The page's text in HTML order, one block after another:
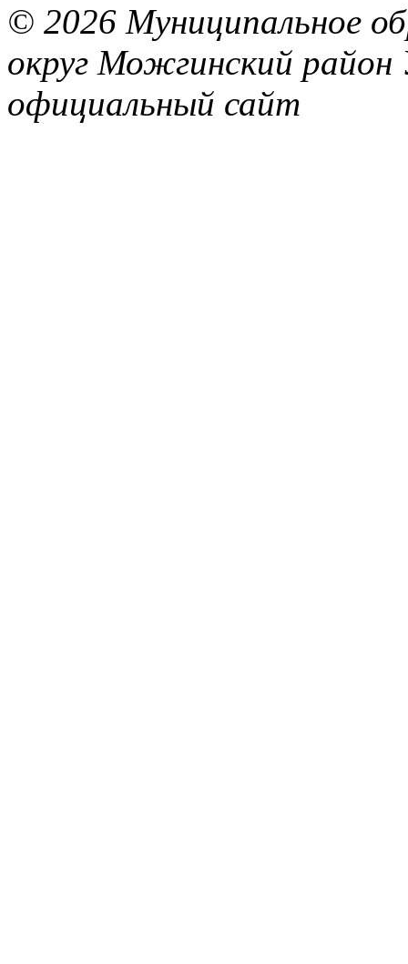
© 2026 Муниципальное
округ Можгинский район
официальный сайт